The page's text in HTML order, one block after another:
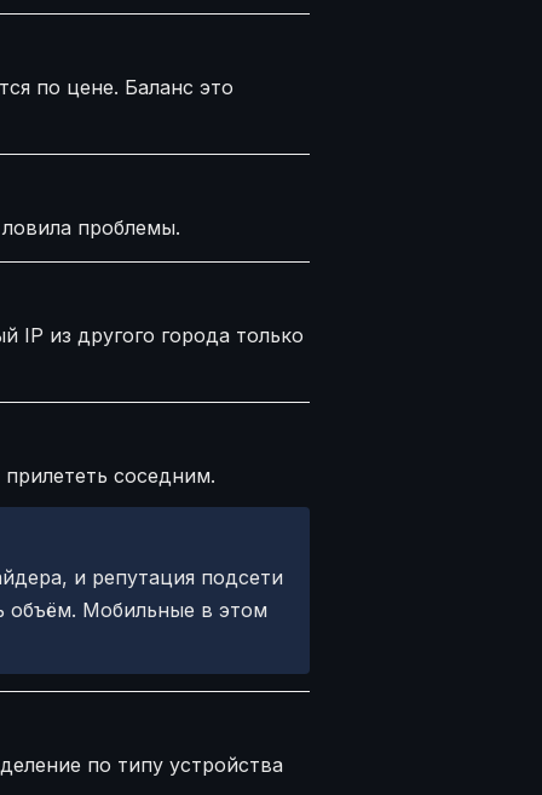
по цене. Баланс это
проблемы.
IP из другого города только
соседним.
и репутация подсети
объём. Мобильные в этом
по типу устройства